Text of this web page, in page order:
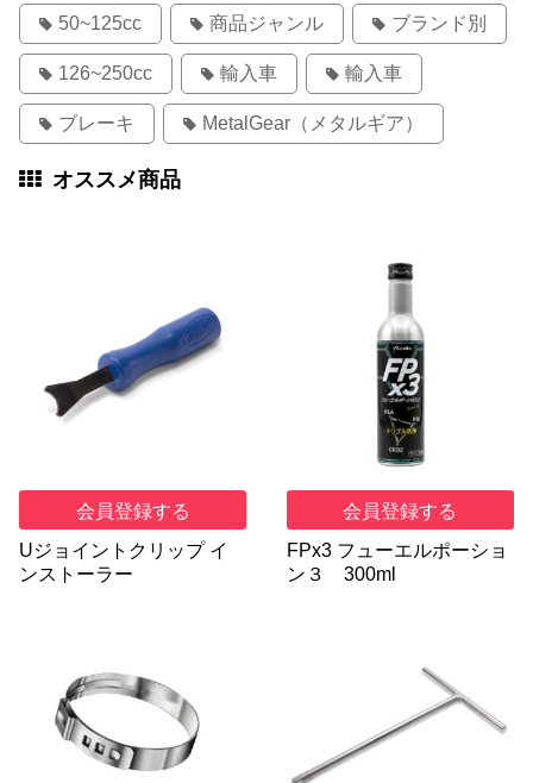
50~125cc 商品ジャンル ブランド別
126~250cc 輸入車 輸入車
ブレーキ MetalGear（メタルギア）
オススメ商品
会員登録する
Uジョイントクリップ イ
ンストーラー
会員登録する
FPx3 フューエルポーショ
ン３ 300ml